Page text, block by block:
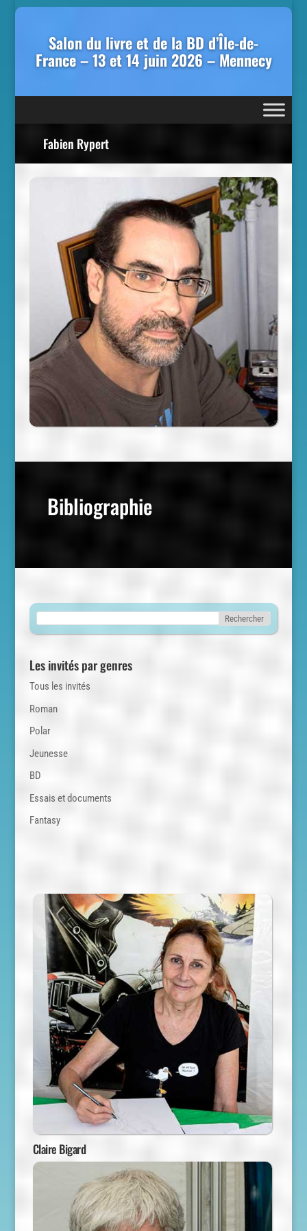
Salon du livre et de la BD d’Île-de-
France – 13 et 14 juin 2026 – Mennecy
Fabien Rypert
Bibliographie
Les invités par genres
Tous les invités
Roman
Polar
Jeunesse
BD
Essais et documents
Fantasy
Claire Bigard